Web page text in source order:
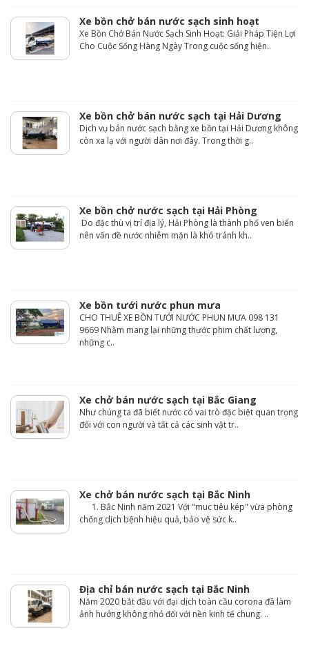
Xe bồn chở bán nước sạch sinh hoạt
Xe Bồn Chở Bán Nước Sạch Sinh Hoạt: Giải Pháp Tiện Lợi
Cho Cuộc Sống Hàng Ngày Trong cuộc sống hiện..
Xe bồn chở bán nước sạch tại Hải Dương
Dịch vụ bán nước sạch bằng xe bồn tại Hải Dương không
còn xa lạ với người dân nơi đây. Trong thời g..
Xe bồn chở nước sạch tại Hải Phòng
Do đặc thù vị trí địa lý, Hải Phòng là thành phố ven biển
nên vấn đề nước nhiễm mặn là khó tránh kh..
Xe bồn tưới nước phun mưa
CHO THUÊ XE BỒN TƯỚI NƯỚC PHUN MƯA 098 131
9669 Nhằm mang lại những thước phim chất lượng,
những c..
Xe chở bán nước sạch tại Bắc Giang
Như chúng ta đã biết nước có vai trò đặc biệt quan trọng
đối với con người và tất cả các sinh vật tr..
Xe chở bán nước sạch tại Bắc Ninh
1. Bắc Ninh năm 2021 Với "muc tiêu kép" vừa phòng
chống dịch bệnh hiệu quả, bảo vệ sức k..
Địa chỉ bán nước sạch tại Bắc Ninh
Năm 2020 bắt đầu với đại dịch toàn cầu corona đã làm
ảnh hưởng không nhỏ đối với nền kinh tế chung. ..